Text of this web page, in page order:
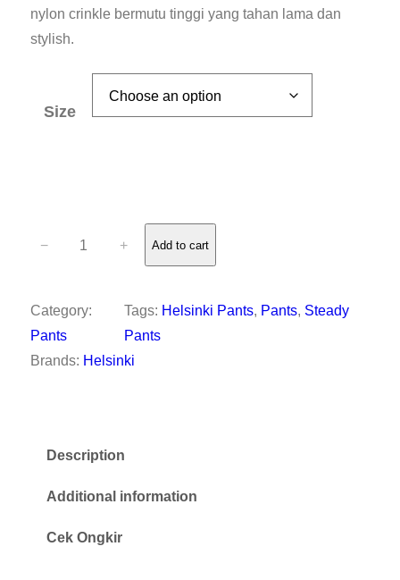
nylon crinkle bermutu tinggi yang tahan lama dan
stylish.
Size
R
− + Add to cart
Category:
Pants
Tags: Helsinki Pants, Pants, Steady
Pants
Brands: Helsinki
Description
Additional information
Cek Ongkir